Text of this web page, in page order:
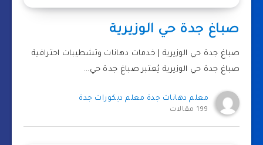
صباغ جدة حي الوزيرية
صباغ جدة حي الوزيرية | خدمات دهانات وتشطيبات احترافية
صباغ جدة حي الوزيرية يُعتبر صباغ جدة حي…
معلم دهانات جدة معلم ديكورات جدة
199 مقالات